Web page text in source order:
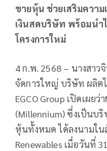
ขายหุ้น ช่วยเสริมควา
เงินสดบริษัท พร้อมนำ
โครงการใหม่
4 ก.พ. 2568 – นางสาว
จัดการใหญ่ บริษัท ผลิต
EGCO Group เปิดเผยว่
(Millennium) ซึ่งเป็นบริ
หุ้นทั้งหมด ได้ลงนามใ
Renewables เมื่อวันที่